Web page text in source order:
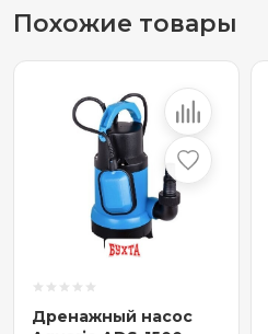
Похожие товары
Дренажный насос